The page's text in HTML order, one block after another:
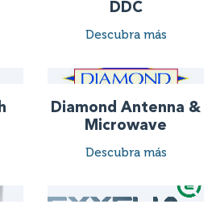
DDC
Descubra más
Diamond Antenna &
Microwave
Descubra más